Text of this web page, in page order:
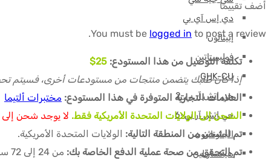
دي إس آي بي
إبيثالون
فوليستاتين
GHK-CU
جي إتش آر بي-2
جي إتش آر بي-6
الجلوتاثيون
هيكساريلين
أضف تقييمًا
You must be logged in to post a review.
تكلفة التوصيل من هذا المستودع: 25$
إذا كان طلبك يتضمن منتجات من مستودعات أخرى، فسيتم
العلامات التجارية المتوفرة في هذا المستودع: مختبرات ألتيما
الشحن إلى الولايات المتحدة الأمريكية فقط. لا يوجد شحن إلى
تم الشحن من المنطقة التالية: الولايات المتحدة الأمريكية.
تم التحقق من صحة عملية الدفع الخاصة بك: من 24 إلى 72 ساعة (باستثناء عطلات نهاية الأسبوع) بعد إرسال إثبات الدفع الخاص بك.